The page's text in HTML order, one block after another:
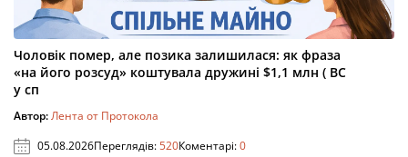
Чоловік помер, але позика залишилася: як фраза
«на його розсуд» коштувала дружині $1,1 млн ( ВС
у сп
Автор:Лента от Протокола
05.08.2026Переглядів:520Коментарі:0